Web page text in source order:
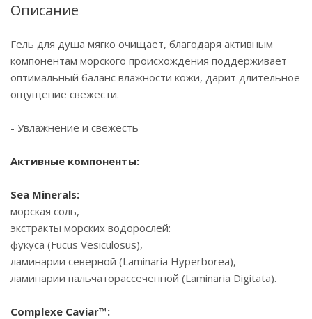
Описание
Гель для душа мягко очищает, благодаря активным
компонентам морского происхождения поддерживает
оптимальный баланс влажности кожи, дарит длительное
ощущение свежести.
- Увлажнение и свежесть
Активные компоненты:
Sea Minerals:
морская соль,
экстракты морских водорослей:
фукуса (Fucus Vesiculosus),
ламинарии северной (Laminaria Hyperborea),
ламинарии пальчаторассеченной (Laminaria Digitata).
Complexe Caviar™: